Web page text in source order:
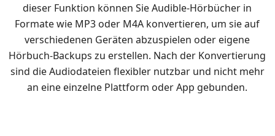
dieser Funktion können Sie Audible-Hörbücher in
Formate wie MP3 oder M4A konvertieren, um sie auf
verschiedenen Geräten abzuspielen oder eigene
Hörbuch-Backups zu erstellen. Nach der Konvertierung
sind die Audiodateien flexibler nutzbar und nicht mehr
an eine einzelne Plattform oder App gebunden.